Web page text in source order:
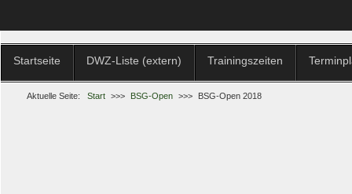
Startseite DWZ-Liste (extern) Trainingszeiten
Aktuelle Seite: Start >>> BSG-Open >>> BSG-Open 2018